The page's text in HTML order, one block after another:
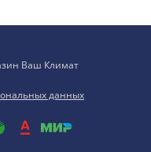
Ваш Климат
данных